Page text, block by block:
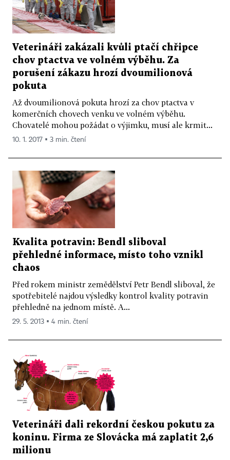
Veterináři zakázali kvůli ptačí chřipce
chov ptactva ve volném výběhu. Za
porušení zákazu hrozí dvoumilionová
pokuta
Až dvoumilionová pokuta hrozí za chov ptactva v
komerčních chovech venku ve volném výběhu.
Chovatelé mohou požádat o výjimku, musí ale krmit...
10. 1. 2017 ▪ 3 min. čtení
Kvalita potravin: Bendl sliboval
přehledné informace, místo toho vznikl
chaos
Před rokem ministr zemědělství Petr Bendl sliboval, že
spotřebitelé najdou výsledky kontrol kvality potravin
přehledně na jednom místě. A...
29. 5. 2013 ▪ 4 min. čtení
Veterináři dali rekordní českou pokutu za
koninu. Firma ze Slovácka má zaplatit 2,6
milionu